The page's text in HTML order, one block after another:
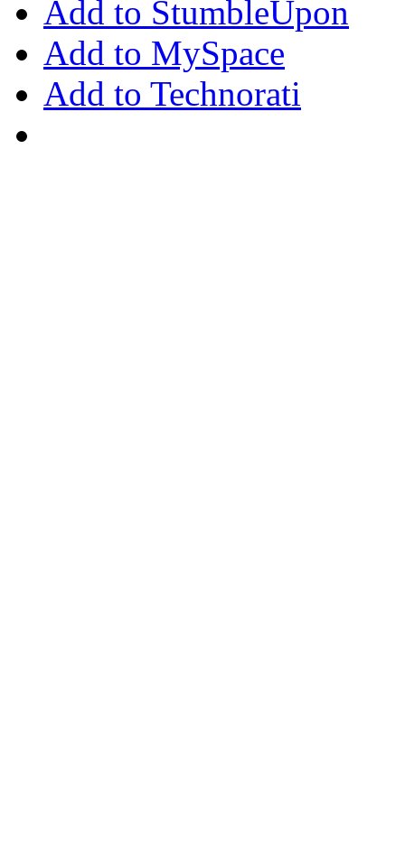
Add to StumbleUpon
Add to MySpace
Add to Technorati